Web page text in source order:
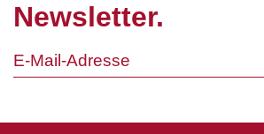
Newsletter.